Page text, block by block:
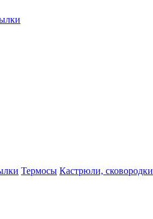
Термосы Кастрюли, сковородки